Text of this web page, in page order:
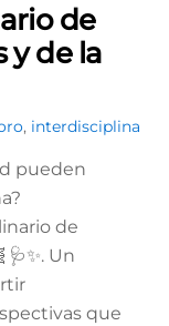
de
y de la
, interdisciplina
pueden
de
Un
que